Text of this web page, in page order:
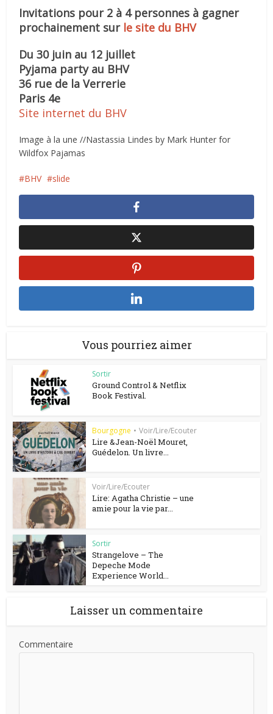
Invitations pour 2 à 4 personnes à gagner
prochainement sur le site du BHV
Du 30 juin au 12 juillet
Pyjama party au BHV
36 rue de la Verrerie
Paris 4e
Site internet du BHV
Image à la une //Nastassia Lindes by Mark Hunter for
Wildfox Pajamas
BHV slide
Vous pourriez aimer
Sortir
Ground Control & Netflix
Book Festival.
Bourgogne • Voir/Lire/Ecouter
Lire &Jean-Noël Mouret,
Guédelon. Un livre...
Voir/Lire/Ecouter
Lire: Agatha Christie – une
amie pour la vie par...
Sortir
Strangelove – The
Depeche Mode
Experience World...
Laisser un commentaire
Commentaire